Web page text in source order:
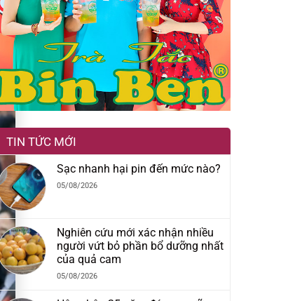
TIN TỨC MỚI
Sạc nhanh hại pin đến mức nào?
05/08/2026
Nghiên cứu mới xác nhận nhiều
người vứt bỏ phần bổ dưỡng nhất
của quả cam
05/08/2026